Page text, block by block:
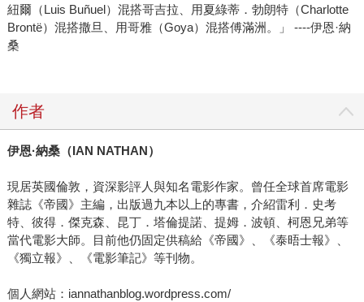
紐爾（Luis Buñuel）混搭哥吉拉、用夏綠蒂．勃朗特（Charlotte
Brontë）混搭撒旦、用哥雅（Goya）混搭傅滿洲。」 ----伊恩·納
桑
作者
伊恩·納桑（IAN NATHAN）
現居英國倫敦，資深影評人與知名電影作家。曾任全球首席電影
雜誌《帝國》主編，出版過九本以上的專書，介紹雷利．史考
特、彼得．傑克森、昆丁．塔倫提諾、提姆．波頓、柯恩兄弟等
當代電影大師。目前他仍固定供稿給《帝國》、《泰晤士報》、
《獨立報》、《電影筆記》等刊物。
個人網站：iannathanblog.wordpress.com/